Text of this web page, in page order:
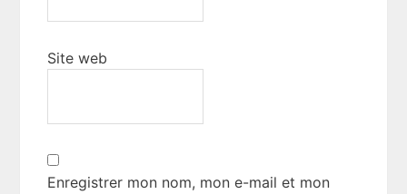
Site web
Enregistrer mon nom, mon e-mail et mon